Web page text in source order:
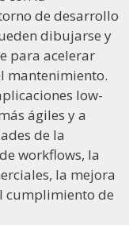
de desarrollo
dibujarse y
para acelerar
mantenimiento.
low-
ágiles y a
de la
workflows, la
la mejora
cumplimiento de